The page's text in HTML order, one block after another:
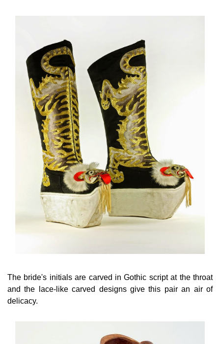
The bride's initials are carved in Gothic script at the throat
and the lace-like carved designs give this pair an air of
delicacy.